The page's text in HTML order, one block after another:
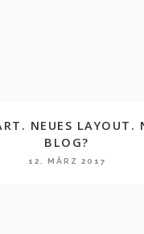
NEUES LAYOUT.
BLOG?
12. MÄRZ 2017